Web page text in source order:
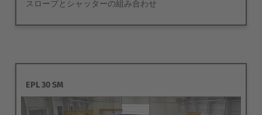
Italiano
Nederland
Nederlands
スロープとシャッターの組み合わせ
EPL 30 SM